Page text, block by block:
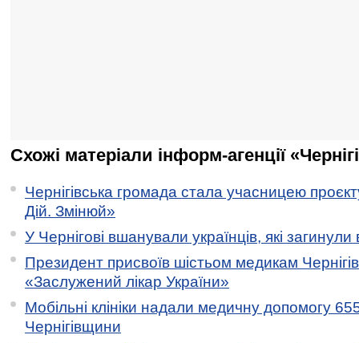
Схожі матеріали інформ-агенції
Чернігівська громада стала учасницею
Дій. Змінюй»
У Чернігові вшанували українців, які загинули
Президент присвоїв шістьом медикам
«Заслужений лікар України»
Мобільні клініки надали медичну допомогу
Чернігівщини